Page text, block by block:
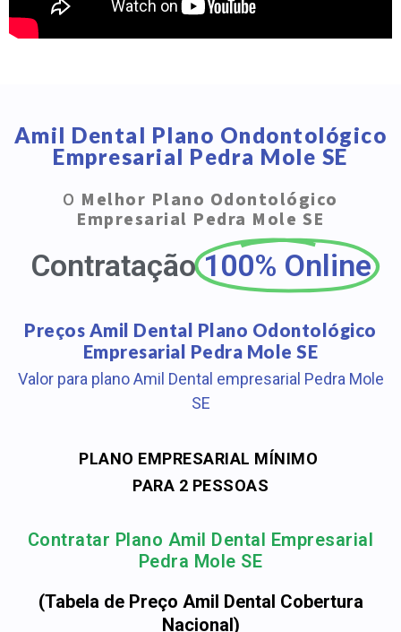
Amil Dental Plano Ondontológico
Empresarial Pedra Mole SE
O Melhor Plano Odontológico
Empresarial Pedra Mole SE
Contratação 100% Online
Preços Amil Dental Plano Odontológico
Empresarial Pedra Mole SE
Valor para plano Amil Dental empresarial Pedra Mole
SE
PLANO EMPRESARIAL MÍNIMO
PARA 2 PESSOAS
Contratar Plano Amil Dental Empresarial
Pedra Mole SE
(Tabela de Preço Amil Dental Cobertura
Nacional)